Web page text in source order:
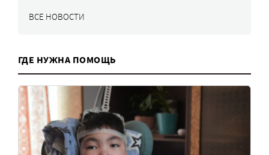
ВСЕ НОВОСТИ
ГДЕ НУЖНА ПОМОЩЬ